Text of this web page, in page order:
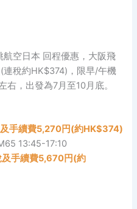
航空日本 回程優惠，大阪飛
稅約HK$374)，限早/午機
，出發為7月至10月底。
手續費5,270円(約HK$374)
13:45-17:10
手續費5,670円(約